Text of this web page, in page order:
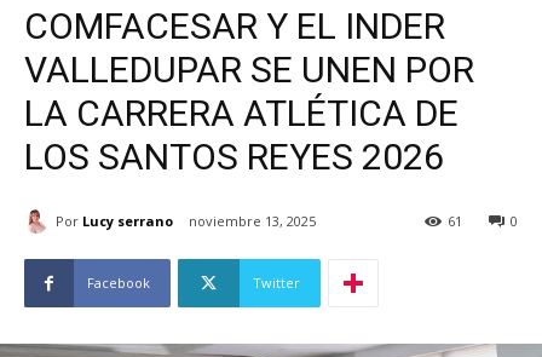
COMFACESAR Y EL INDER
VALLEDUPAR SE UNEN POR
LA CARRERA ATLÉTICA DE
LOS SANTOS REYES 2026
Por Lucy serrano noviembre 13, 2025 0
61
Facebook Twitter